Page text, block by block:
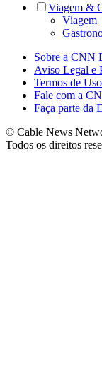
Viagem &
Viagem
Sobre a CNN
Aviso Legal e
Termos de Uso
Fale com a
Faça parte da
© Cable News
Todos os direitos